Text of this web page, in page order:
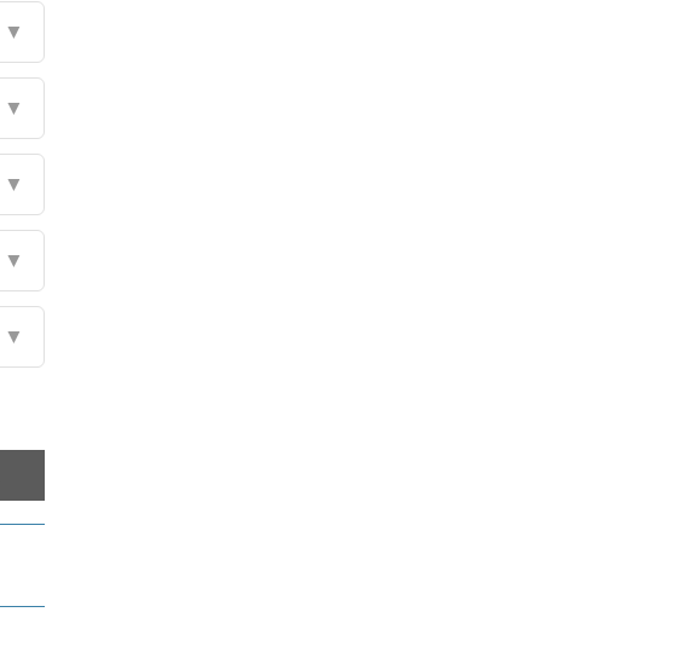
▼
▼
▼
▼
▼